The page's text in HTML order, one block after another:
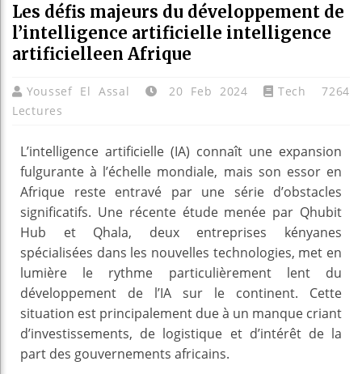
Les défis majeurs du développement de
l’intelligence artificielle intelligence
artificielleen Afrique
Youssef El Assal 20 Feb 2024 Tech
7264
Lectures
L’intelligence artificielle (IA) connaît une expansion
fulgurante à l’échelle mondiale, mais son essor en
Afrique reste entravé par une série d’obstacles
significatifs. Une récente étude menée par Qhubit
Hub et Qhala, deux entreprises kényanes
spécialisées dans les nouvelles technologies, met en
lumière le rythme particulièrement lent du
développement de l’IA sur le continent. Cette
situation est principalement due à un manque criant
d’investissements, de logistique et d’intérêt de la
part des gouvernements africains.